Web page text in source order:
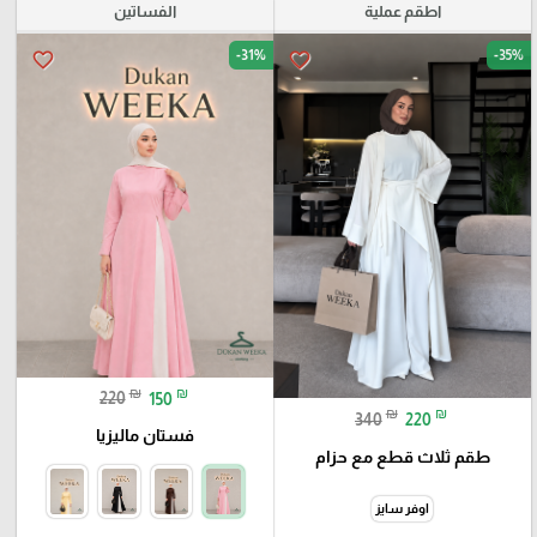
اطقم عملية
favorite_border -35%
340 ₪ 220 ₪
طقم ثلاث قطع مع حزام
اوفر سايز
الفساتين
favorite_border -31%
220 ₪ 150 ₪
فستان ماليزيا